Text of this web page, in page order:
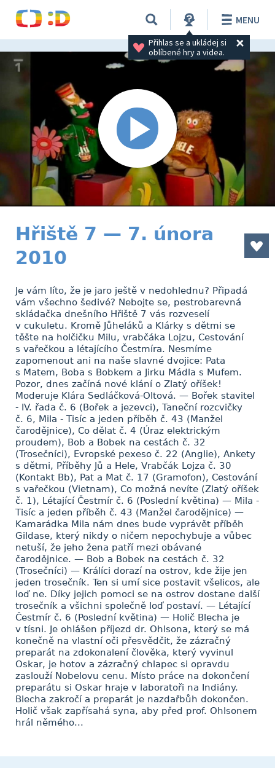
Přihlas se a ukládej si
oblíbené hry a videa.
MENU
Hřiště 7 — 7. února
2010
Je vám líto, že je jaro ještě v nedohlednu? Připadá
vám všechno šedivé? Nebojte se, pestrobarevná
skládačka dnešního Hřiště 7 vás rozveselí
v cukuletu. Kromě Jůheláků a Klárky s dětmi se
těšte na holčičku Milu, vrabčáka Lojzu, Cestování
s vařečkou a létajícího Čestmíra. Nesmíme
zapomenout ani na naše slavné dvojice: Pata
s Matem, Boba s Bobkem a Jirku Mádla s Mufem.
Pozor, dnes začíná nové klání o Zlatý oříšek!
Moderuje Klára Sedláčková-Oltová. — Bořek stavitel
- IV. řada č. 6 (Bořek a jezevci), Taneční rozcvičky
č. 6, Mila - Tisíc a jeden příběh č. 43 (Manžel
čarodějnice), Co dělat č. 4 (Úraz elektrickým
proudem), Bob a Bobek na cestách č. 32
(Trosečníci), Evropské pexeso č. 22 (Anglie), Ankety
s dětmi, Příběhy Jů a Hele, Vrabčák Lojza č. 30
(Kontakt Bb), Pat a Mat č. 17 (Gramofon), Cestování
s vařečkou (Vietnam), Co možná nevíte (Zlatý oříšek
č. 1), Létající Čestmír č. 6 (Poslední květina) — Mila -
Tisíc a jeden příběh č. 43 (Manžel čarodějnice) —
Kamarádka Mila nám dnes bude vyprávět příběh
Gildase, který nikdy o ničem nepochybuje a vůbec
netuší, že jeho žena patří mezi obávané
čarodějnice. — Bob a Bobek na cestách č. 32
(Trosečníci) — Králíci dorazí na ostrov, kde žije jen
jeden trosečník. Ten si umí sice postavit všelicos, ale
loď ne. Díky jejich pomoci se na ostrov dostane další
trosečník a všichni společně loď postaví. — Létající
Čestmír č. 6 (Poslední květina) — Holič Blecha je
v tísni. Je ohlášen příjezd dr. Ohlsona, který se má
konečně na vlastní oči přesvědčit, že zázračný
preparát na zdokonalení člověka, který vyvinul
Oskar, je hotov a zázračný chlapec si opravdu
zaslouží Nobelovu cenu. Místo práce na dokončení
preparátu si Oskar hraje v laboratoři na Indiány.
Blecha zakročí a preparát je nazdařbůh dokončen.
Holič však zapřísahá syna, aby před prof. Ohlsonem
hrál němého...